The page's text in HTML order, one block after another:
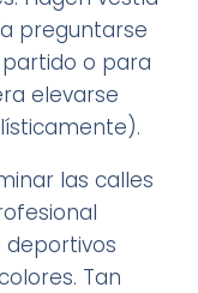
preguntarse
o para
elevarse
las calles
deportivos
Tan